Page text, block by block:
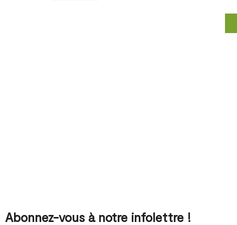
Abonnez-vous à notre infolettre !